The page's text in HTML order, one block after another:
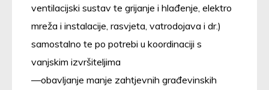
ventilacijski sustav te grijanje i hlađenje, elektro
mreža i instalacije, rasvjeta, vatrodojava i dr.)
samostalno te po potrebi u koordinaciji s
vanjskim izvršiteljima
obavljanje manje zahtjevnih građevinskih